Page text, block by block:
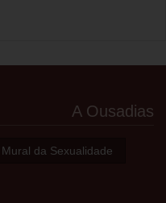
A Ousadias
Mural da Sexualidade